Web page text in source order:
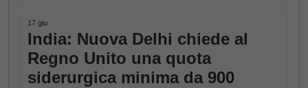
17 giu
India: Nuova Delhi chiede al
Regno Unito una quota
siderurgica minima da 900